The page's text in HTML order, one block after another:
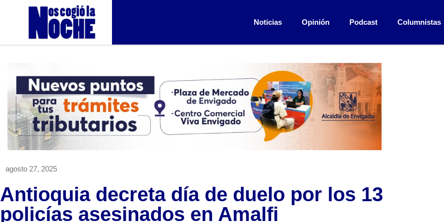
Noticias Opinión Podcast Columnistas
agosto 27, 2025
Antioquia decreta día de duelo por los 13
policías asesinados en Amalfi